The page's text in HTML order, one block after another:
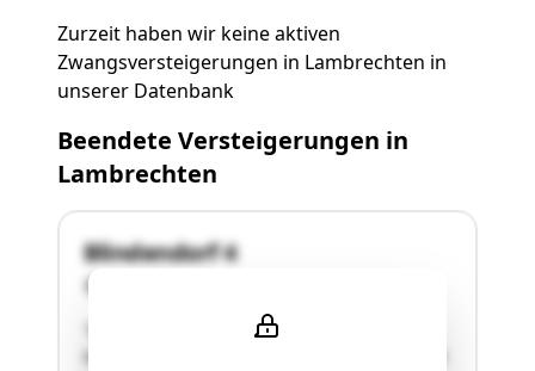
Zurzeit haben wir keine aktiven
Zwangsversteigerungen in Lambrechten in
unserer Datenbank
Beendete Versteigerungen in
Lambrechten
Blindendorf 4
"Es handelt sich hier um einen
landwirtschaftlichen Betrieb mit rd. 9,049 ha. in